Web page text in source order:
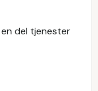
en del tjenester